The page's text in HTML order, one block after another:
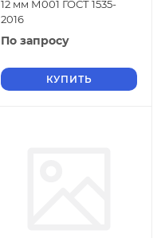
12 мм М001 ГОСТ 1535-
2016
По запросу
КУПИТЬ